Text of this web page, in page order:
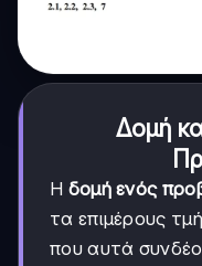
Δομή
Η δομή ενός
τα επιμέρους
που αυτά